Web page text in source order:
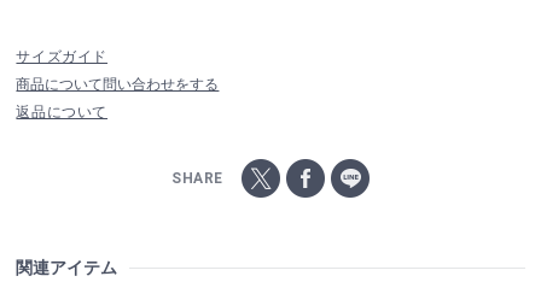
サイズガイド
商品について問い合わせをする
返品について
SHARE
関連アイテム